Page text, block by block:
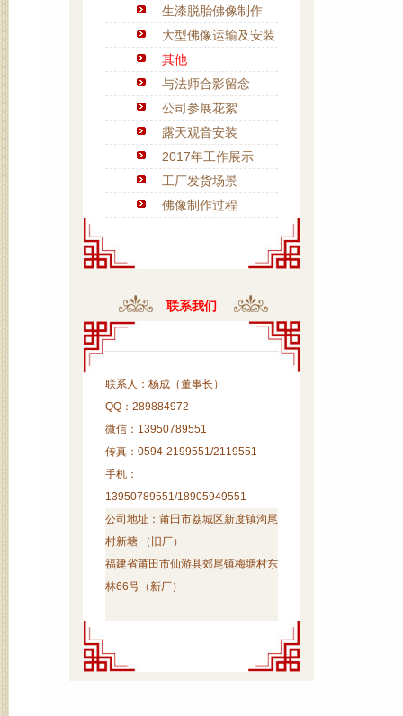
生漆脱胎佛像制作
大型佛像运输及安装
其他
与法师合影留念
公司参展花絮
露天观音安装
2017年工作展示
工厂发货场景
佛像制作过程
联系我们
联系人：杨成（董事长）
QQ：289884972
微信：13950789551
传真：0594-2199551/2119551
手机：
13950789551/18905949551
公司地址： 莆田市荔城区新度镇沟尾
村新塘 （旧厂）
福建省莆田市仙游县郊尾镇梅塘村东
林66号（新厂）